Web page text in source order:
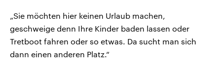
„Sie möchten hier keinen Urlaub machen,
geschweige denn Ihre Kinder baden lassen oder
Tretboot fahren oder so etwas. Da sucht man sich
dann einen anderen Platz.“